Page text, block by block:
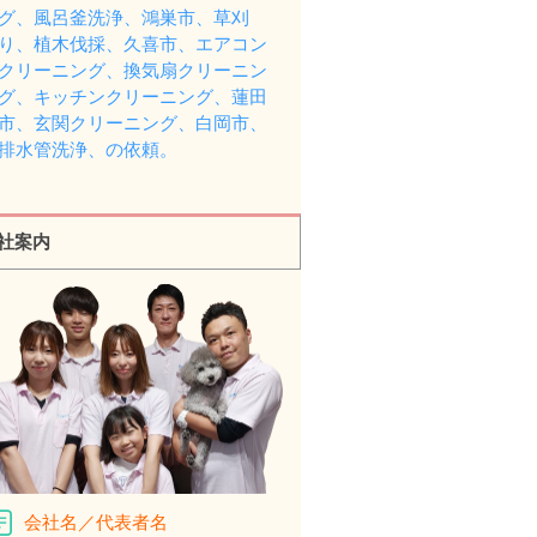
、風呂釜洗浄、鴻巣市、草刈
、植木伐採、久喜市、エアコン
リーニング、換気扇クリーニン
、キッチンクリーニング、蓮田
、玄関クリーニング、白岡市、
水管洗浄、の依頼。
案内
会社名／代表者名